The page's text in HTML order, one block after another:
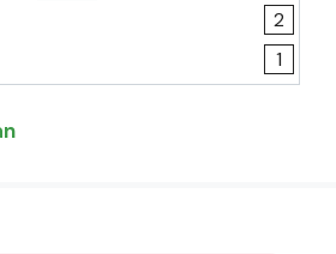
2
1